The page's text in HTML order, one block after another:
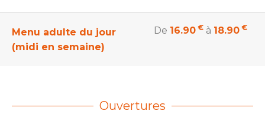
Menu adulte du jour
(midi en semaine)
De 16.90 € à 18.90 €
Ouvertures